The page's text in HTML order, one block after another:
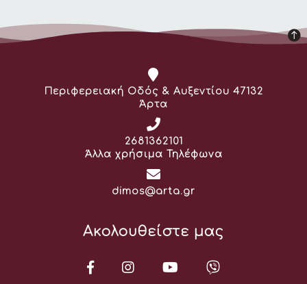
Διεύθυνση:
Περιφερειακή Οδός & Αυξεντίου 47132
Άρτα
Τηλέφωνο:
2681362101
Άλλα χρήσιμα Τηλέφωνα
Email:
dimos@arta.gr
Ακολουθείστε μας